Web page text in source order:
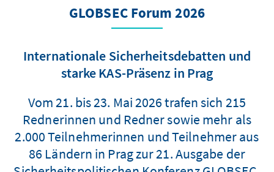
GLOBSEC Forum 2026
Internationale Sicherheitsdebatten und
starke KAS-Präsenz in Prag
Vom 21. bis 23. Mai 2026 trafen sich 215
Rednerinnen und Redner sowie mehr als
2.000 Teilnehmerinnen und Teilnehmer aus
86 Ländern in Prag zur 21. Ausgabe der